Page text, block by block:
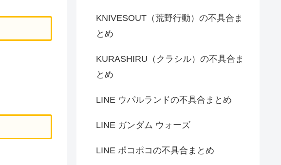
KNIVESOUT（荒野行動）の不具合ま
とめ
KURASHIRU（クラシル）の不具合ま
とめ
LINE ウパルランドの不具合まとめ
LINE ガンダム ウォーズ
LINE ポコポコの不具合まとめ